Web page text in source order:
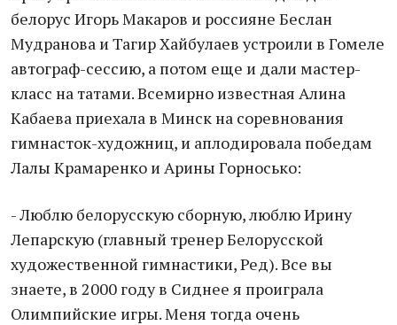
белорус Игорь Макаров и россияне Беслан
Мудранова и Тагир Хайбулаев устроили в Гомеле
автограф-сессию, а потом еще и дали мастер-
класс на татами. Всемирно известная Алина
Кабаева приехала в Минск на соревнования
гимнасток-художниц, и аплодировала победам
Лалы Крамаренко и Арины Горносько:
- Люблю белорусскую сборную, люблю Ирину
Лепарскую (главный тренер Белорусской
художественной гимнастики, Ред). Все вы
знаете, в 2000 году в Сиднее я проиграла
Олимпийские игры. Меня тогда очень